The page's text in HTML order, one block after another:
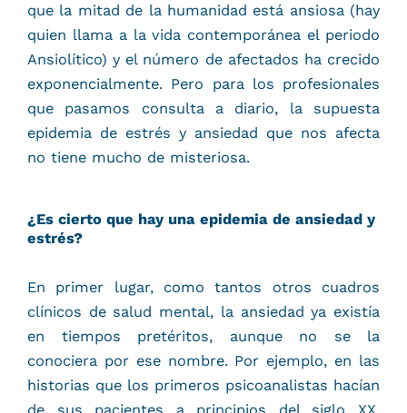
que la mitad de la humanidad está ansiosa (hay
quien llama a la vida contemporánea el periodo
Ansiolítico) y el número de afectados ha crecido
exponencialmente. Pero para los profesionales
que pasamos consulta a diario, la supuesta
epidemia de estrés y ansiedad que nos afecta
no tiene mucho de misteriosa.
¿Es cierto que hay una epidemia de ansiedad y
estrés?
En primer lugar, como tantos otros cuadros
clínicos de salud mental, la ansiedad ya existía
en tiempos pretéritos, aunque no se la
conociera por ese nombre. Por ejemplo, en las
historias que los primeros psicoanalistas hacían